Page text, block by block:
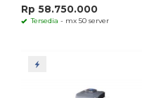
Rp 58.750.000
Tersedia - mx 50 server